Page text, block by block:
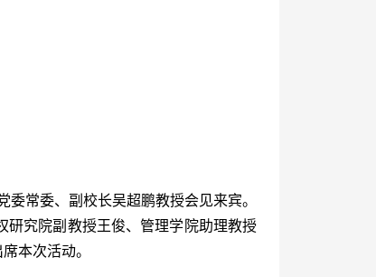
常委、副校长吴超鹏教授会见来宾。
研究院副教授王俊、管理学院助理教授
本次活动。